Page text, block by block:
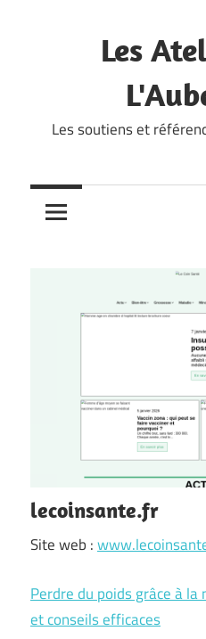
Les
Les soutiens et
lecoinsante.fr
Site web :
Perdre du poids grâce à
et conseils efficaces